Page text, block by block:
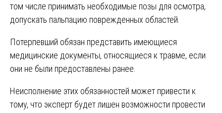
том числе принимать необходимые позы для осмотра,
допускать пальпацию поврежденных областей.
Потерпевший обязан представить имеющиеся
медицинские документы, относящиеся к травме, если
они не были предоставлены ранее.
Неисполнение этих обязанностей может привести к
тому, что эксперт будет лишен возможности провести